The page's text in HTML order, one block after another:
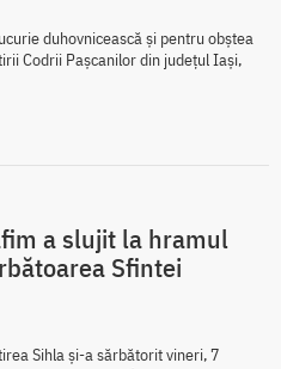
duhovnicească și pentru obștea
Codrii Pașcanilor din județul Iași,
a slujit la hramul
Sfintei
Sihla și-a sărbătorit vineri, 7